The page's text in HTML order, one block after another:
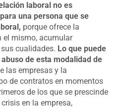
laboral no es
una persona que se
porque ofrece la
el mismo, acumular
cualidades. Lo que puede
de esta modalidad de
las empresas y la
de contratos en momentos
de los que se prescinde
en la empresa,